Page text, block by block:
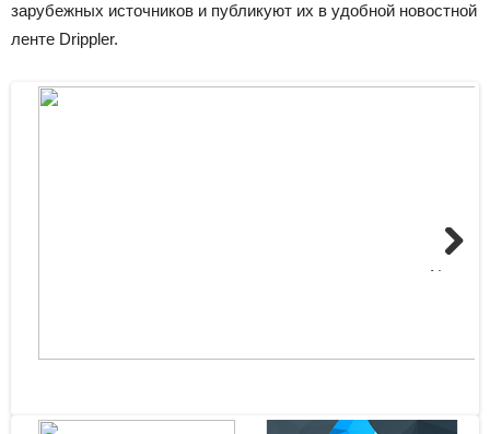
зарубежных источников и публикуют их в удобной новостной
ленте Drippler.
Next